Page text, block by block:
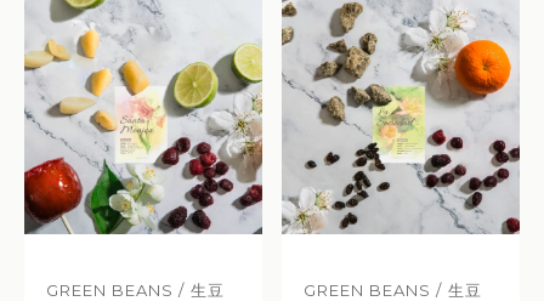
GREEN BEANS / 生豆 GREEN BEANS / 生豆